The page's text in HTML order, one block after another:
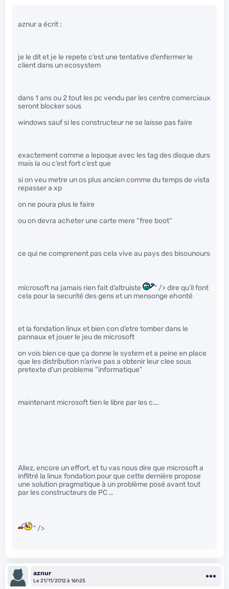
aznur a écrit :
je le dit et je le repete c’est une tentative d’enfermer le
client dans un ecosystem
dans 1 ans ou 2 tout les pc vendu par les centre comerciaux
seront blocker sous
windows sauf si les constructeur ne se laisse pas faire
exactement comme a lepoque avec les tag des disque durs
mais la ou c’est fort c’est que
si on veu metre un os plus ancien comme du temps de vista
repasser a xp
on ne poura plus le faire
ou on devra acheter une carte mere “free boot”
ce qui ne comprenent pas cela vive au pays des bisounours
microsoft na jamais rien fait d’altruiste
" /> dire qu’il font
cela pour la securité des gens et un mensonge ehonté
et la fondation linux et bien con d’etre tomber dans le
pannaux et jouer le jeu de microsoft
on vois bien ce que ça donne le system et a peine en place
que les distribution n’arive pas a obtenir leur clee sous
pretexte d’un probleme “informatique”
maintenant microsoft tien le libre par les c….
Allez, encore un effort, et tu vas nous dire que microsoft a
inflitré la linux fondation pour que cette dernière propose
une solution pragmatique à un problème posé avant tout
par les constructeurs de PC …
" />
aznur
Le 21/11/2012 à 16h25